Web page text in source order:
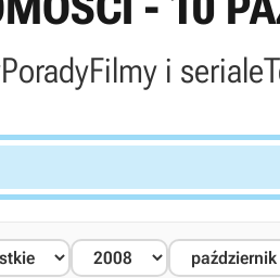
PoradyFilmy i seriale